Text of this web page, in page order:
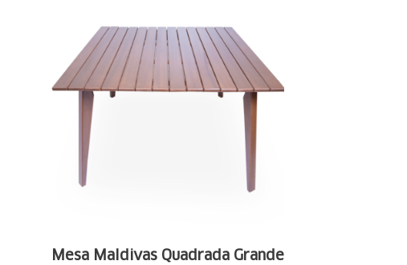
Mesa Maldivas Quadrada Grande